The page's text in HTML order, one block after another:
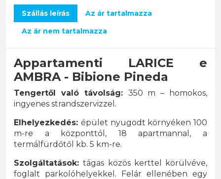
Szállás leírás
Az ár tartalmazza
Az ár nem tartalmazza
Appartamenti LARICE e
AMBRA - Bibione Pineda
Tengertől való távolság: 350 m – homokos,
ingyenes strandszervizzel.
Elhelyezkedés: épület nyugodt környéken 100
m-re a központtól, 18 apartmannal, a
termálfürdőtől kb. 5 km-re.
Szolgáltatások:tágas közös kerttel körülvéve,
foglalt parkolóhelyekkel. Felár ellenében egy